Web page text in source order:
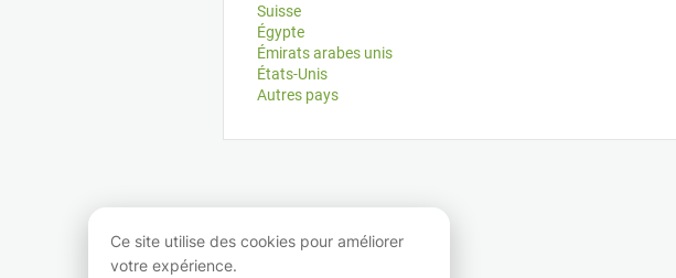
Suisse
Égypte
Émirats arabes unis
États-Unis
Autres pays
Ce site utilise des cookies pour améliorer
votre expérience.